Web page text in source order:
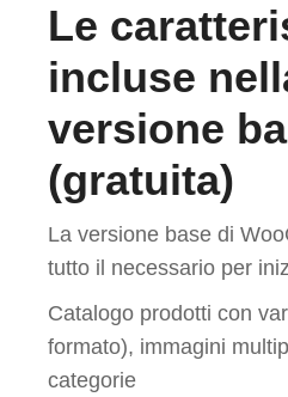
Le
incluse
versione
(gratuita)
La versione base di
tutto il necessario per
Catalogo prodotti con
formato), immagini
categorie